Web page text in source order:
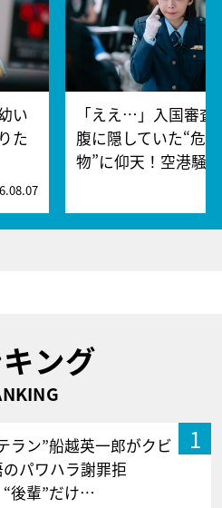
い
た
「ええ…」入国審査
腹に隠していた“危
物”に仰天！空港騒
ング
1
ラン”船越英一郎がクビ
パワハラ謝罪拒
“後輩”だけ…